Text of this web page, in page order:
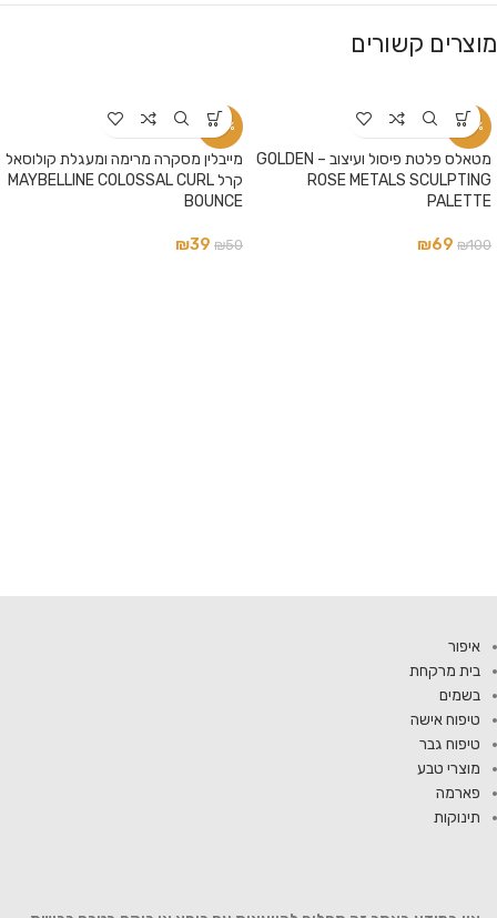
מוצרים קשורים
-31%
מטאלס פלטת פיסול ועיצוב – GOLDEN
ROSE METALS SCULPTING
PALETTE
₪100
₪69
-22%
מייבלין מסקרה מרימה ומעגלת קולוסאל
קרל MAYBELLINE COLOSSAL CURL
BOUNCE
₪50
₪39
איפור
בית מרקחת
בשמים
טיפוח אישה
טיפוח גבר
מוצרי טבע
פארמה
תינוקות